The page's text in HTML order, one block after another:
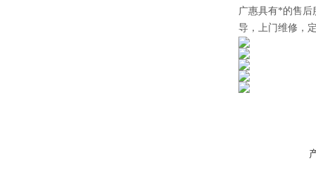
广惠具有*的售后
导，上门维修，